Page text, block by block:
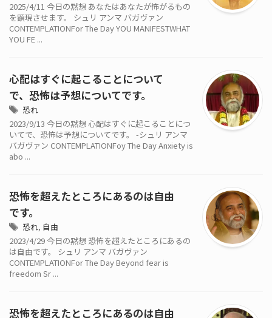
2025/4/11 今日の黙想 あなたはあなたが怖がるもの
を顕現させます。 シュリ アンマ バガヴァン
CONTEMPLATIONFor The Day YOU MANIFESTWHAT
YOU FE ...
心配はすぐに起こることについて
で、恐怖は予想についてです。
恐れ
2023/9/13 今日の黙想 心配はすぐに起こることにつ
いてで、恐怖は予想についてです。 -シュリ アンマ
バガヴァン CONTEMPLATIONFoy The Day Anxiety is
abo ...
恐怖を超えたところにあるのは自由
です。
恐れ, 自由
2023/4/29 今日の黙想 恐怖を超えたところにあるの
は自由です。 シュリ アンマ バガヴァン
CONTEMPLATIONFor The Day Beyond fear is
freedom Sr ...
恐怖を超えたところにあるのは自由